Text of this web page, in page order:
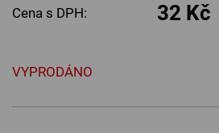
Cena s DPH:
32 Kč
VYPRODÁNO